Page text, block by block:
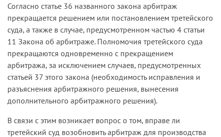
неисполнение), аналогичных применяемым в
отношении решений государственных судов.
Однако стороны не вправе подменять
законодательно установленный механизм
принудительного исполнения решений
третейского суда, подкрепляющий
частноправовые решения третейского суда
государственным (публичным) принуждением,
даже на основании заключенного между ними
качестве своей части положения регламента
состязательности, что является безусловным
препятствием для выдачи исполнительного
листа на принудительное исполнение такого
решения. В то же время непроведение
третейским судом зачета встречных требований,
например, не является нарушением процедуры
третейского разбирательства и основанием для
отказа в принудительном исполнении
третейского решения. К такому выводу пришел
Западного округа в постановлении от 31.03.14
Согласно статье 36 названного закона арбитраж
прекращается решением или постановлением третейского
суда, а также в случае, предусмотренном частью 4 статьи
11 Закона об арбитраже. Полномочия третейского суда
прекращаются одновременно с прекращением
арбитража, за исключением случаев, предусмотренных
статьей 37 этого закона (необходимость исправления и
разъяснения арбитражного решения, вынесения
дополнительного арбитражного решения).
В связи с этим возникает вопрос о том, вправе ли
третейский суд возобновить арбитраж для производства